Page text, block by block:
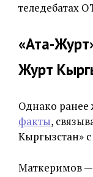
теледебатах
«Ата-
Журт
Однако ранее
факты,
Кыргызстан»
Маткеримов